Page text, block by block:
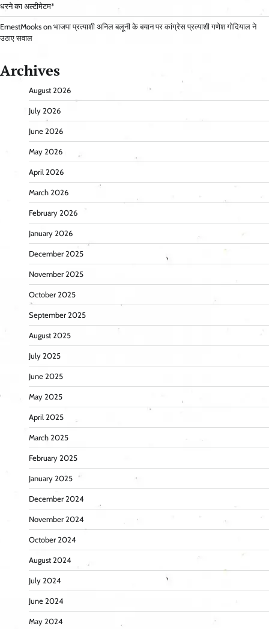
धरने का अल्टीमेटम*
ErnestMooks on भाजपा प्रत्याशी अनिल बलूनी के बयान पर कांग्रेस प्रत्याशी गणेश गोदियाल ने
उठाए सवाल
Archives
August 2026
July 2026
June 2026
May 2026
April 2026
March 2026
February 2026
January 2026
December 2025
November 2025
October 2025
September 2025
August 2025
July 2025
June 2025
May 2025
April 2025
March 2025
February 2025
January 2025
December 2024
November 2024
October 2024
August 2024
July 2024
June 2024
May 2024